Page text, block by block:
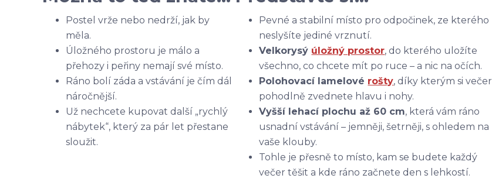
Postel vrže nebo nedrží, jak by
měla.
Úložného prostoru je málo a
přehozy i peřiny nemají své místo.
Ráno bolí záda a vstávání je čím dál
náročnější.
Už nechcete kupovat další „rychlý
nábytek“, který za pár let přestane
sloužit.
Pevné a stabilní místo pro odpočinek, ze kterého
neslyšíte jediné vrznutí.
Velkorysý úložný prostor, do kterého uložíte
všechno, co chcete mít po ruce – a nic na očích.
Polohovací lamelové rošty, díky kterým si večer
pohodlně zvednete hlavu i nohy.
Vyšší lehací plochu až 60 cm, která vám ráno
usnadní vstávání – jemněji, šetrněji, s ohledem na
vaše klouby.
Tohle je přesně to místo, kam se budete každý
večer těšit a kde ráno začnete den s lehkostí.